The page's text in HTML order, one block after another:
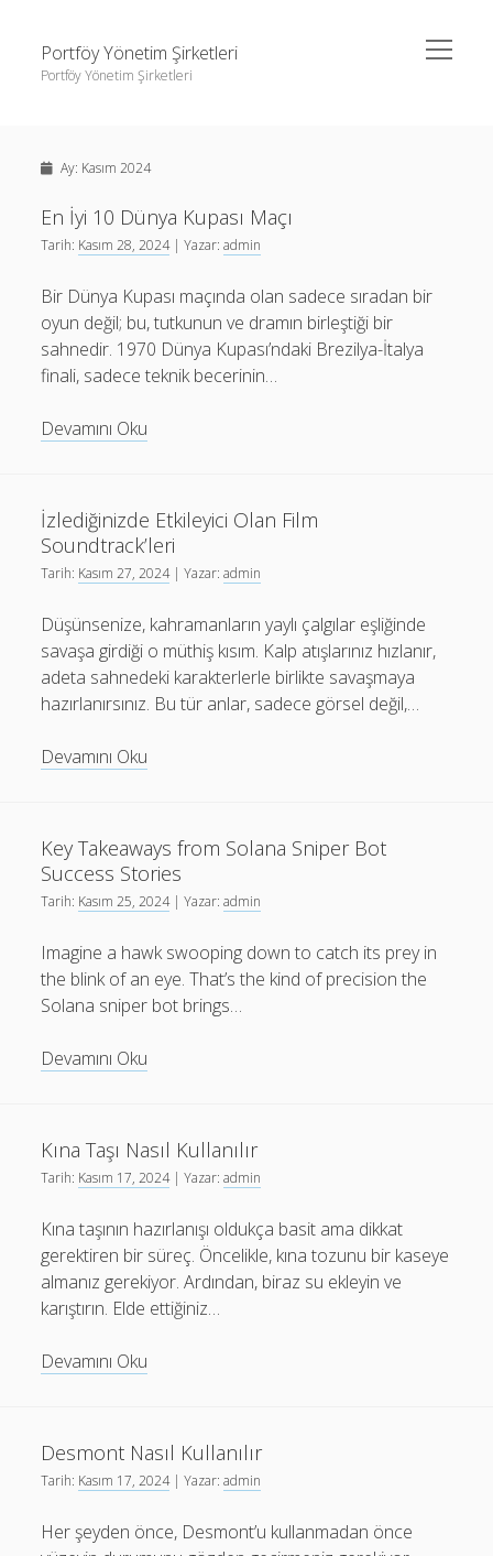
Portföy Yönetim Şirketleri
Portföy Yönetim Şirketleri
menüyü
aç
Sayfa Listesi
Youtube Beğeni Gönderme Hilesi
Liste
Sayfa Listesi
Youtube Beğeni Gönderme Hilesi
Ay: Kasım 2024
En İyi 10 Dünya Kupası Maçı
Tarih: Kasım 28, 2024| Yazar:admin
Bir Dünya Kupası maçında olan sadece sıradan bir
oyun değil; bu, tutkunun ve dramın birleştiği bir
sahnedir. 1970 Dünya Kupası’ndaki Brezilya-İtalya
finali, sadece teknik becerinin…
Devamını Oku
Dünya
Kupası
Maçı
İzlediğinizde Etkileyici Olan Film
Soundtrack’leri
Tarih: Kasım 27, 2024| Yazar:admin
Düşünsenize, kahramanların yaylı çalgılar eşliğinde
savaşa girdiği o müthiş kısım. Kalp atışlarınız hızlanır,
adeta sahnedeki karakterlerle birlikte savaşmaya
hazırlanırsınız. Bu tür anlar, sadece görsel değil,…
Devamını Oku
Soundtrack’leri
Key Takeaways from Solana Sniper Bot
Success Stories
Tarih: Kasım 25, 2024| Yazar:admin
Imagine a hawk swooping down to catch its prey in
the blink of an eye. That’s the kind of precision the
Solana sniper bot brings…
Devamını Oku
Solana
Sniper
Bot
Stories
Kına Taşı Nasıl Kullanılır
Tarih: Kasım 17, 2024| Yazar:admin
Kına taşının hazırlanışı oldukça basit ama dikkat
gerektiren bir süreç. Öncelikle, kına tozunu bir kaseye
almanız gerekiyor. Ardından, biraz su ekleyin ve
karıştırın. Elde ettiğiniz…
Devamını Oku
Kullanılır
Desmont Nasıl Kullanılır
Tarih: Kasım 17, 2024| Yazar:admin
Her şeyden önce, Desmont’u kullanmadan önce